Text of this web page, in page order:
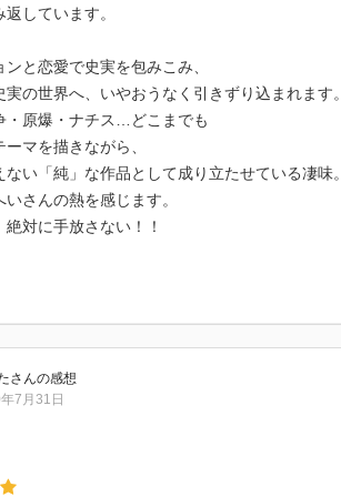
しています。
ンと恋愛で史実を包みこみ、
実の世界へ、いやおうなく引きずり込まれます。
・原爆・ナチス…どこまでも
マを描きながら、
ない「純」な作品として成り立たせている凄味。
さんの熱を感じます。
絶対に手放さない！！
さんの感想
7月31日